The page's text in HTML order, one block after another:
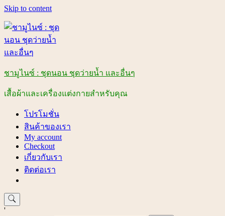
Skip to content
ชามูไนซ์ : ชุดนอน ชุดว่ายน้ำ และอื่นๆ
เสื้อผ้าและเครื่องแต่งกายสำหรับคุณ
โปรโมชั่น
สินค้าของเรา
My account
Checkout
เกี่ยวกับเรา
ติดต่อเรา
'